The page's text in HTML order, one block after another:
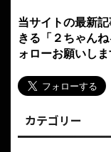
当サイトの最新
きる「２ちゃん
ォローお願いしま
カテゴリー